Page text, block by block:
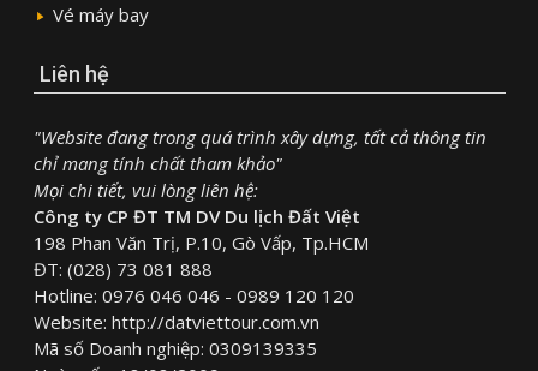
Vé máy bay
Liên hệ
"Website đang trong quá trình xây dựng, tất cả thông tin
chỉ mang tính chất tham khảo"
Mọi chi tiết, vui lòng liên hệ:
Công ty CP ĐT TM DV Du lịch Đất Việt
198 Phan Văn Trị, P.10, Gò Vấp, Tp.HCM
ĐT: (028) 73 081 888
Hotline: 0976 046 046 - 0989 120 120
Website: http://datviettour.com.vn
Mã số Doanh nghiệp: 0309139335